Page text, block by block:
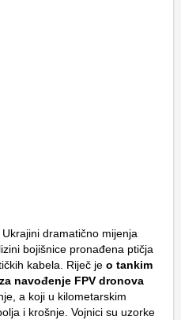
dramatično mijenja
bojišnice pronađena ptičja
kabela. Riječ je o tankim
navođenje FPV dronova
a koji u kilometarskim
i krošnje. Vojnici su uzorke